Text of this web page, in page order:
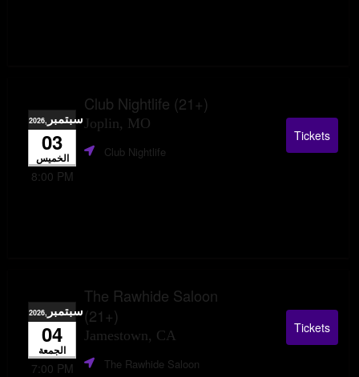
Club Nightlife (21+)
Joplin, MOسبتمبر ,2026
03
الخميس
8:00 PM
Club Nightlife
Tickets
The Rawhide Saloon
(21+)
Jamestown, CA
سبتمبر ,2026
04
الجمعة
7:00 PM The Rawhide Saloon
Tickets